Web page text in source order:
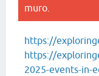
muro.
https://
https://
2025-events-in-